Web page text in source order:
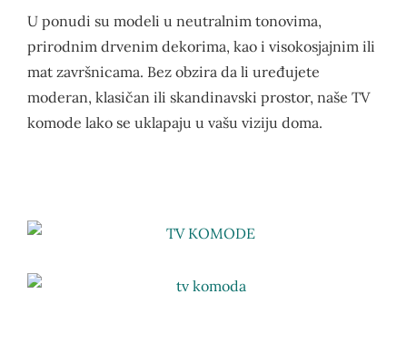
U ponudi su modeli u neutralnim tonovima,
prirodnim drvenim dekorima, kao i visokosjajnim ili
mat završnicama. Bez obzira da li uređujete
moderan, klasičan ili skandinavski prostor, naše TV
komode lako se uklapaju u vašu viziju doma.